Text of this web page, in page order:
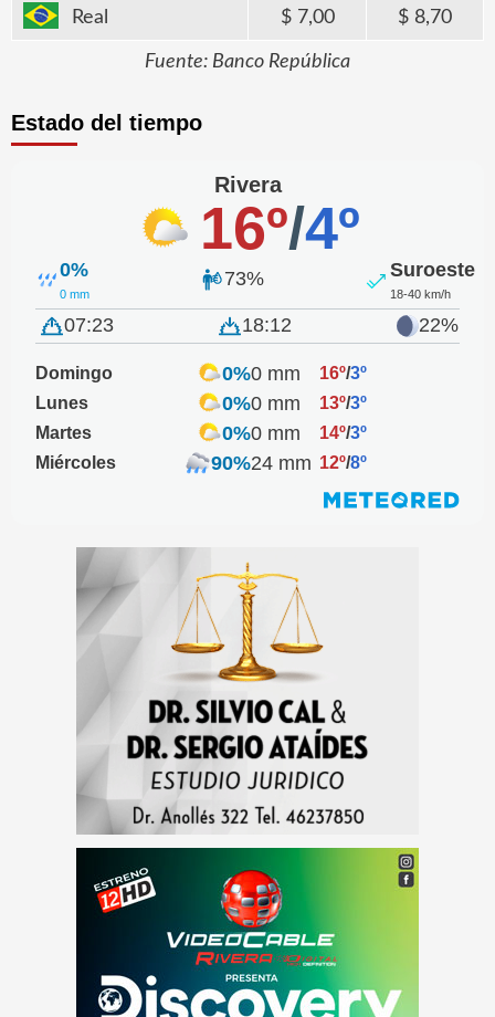
Real 7,00 8,70
Fuente: Banco República
Estado del tiempo
Rivera
16º/4º
0%
0 mm
73% Suroeste
18-40 km/h
07:23 18:12 22%
Domingo 0%0 mm 16º/3º
Lunes
0%0 mm 13º/3º
Martes
0%0 mm 14º/3º
Miércoles
90%24 mm 12º/8º